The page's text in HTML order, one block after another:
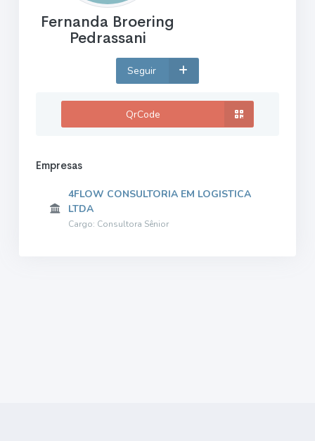
Fernanda Broering
Pedrassani
Seguir
QrCode
Empresas
4FLOW CONSULTORIA EM LOGISTICA
LTDA
Cargo: Consultora Sênior